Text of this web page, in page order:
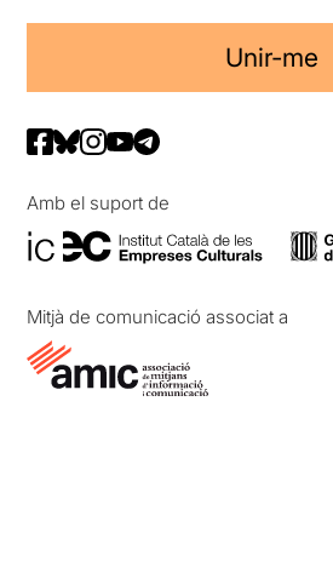
Unir-me
Amb el suport de
Mitjà de comunicació associat a